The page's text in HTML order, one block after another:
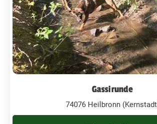
Gassirunde
74076 Heilbronn